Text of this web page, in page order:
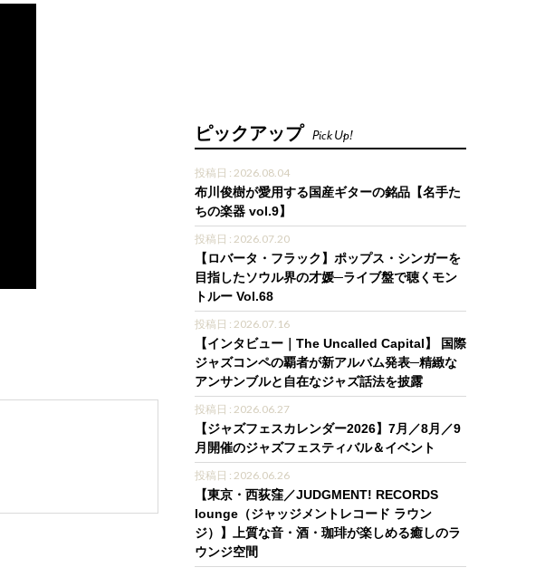
ピックアップ Pick Up!
投稿日 : 2026.08.04
布川俊樹が愛用する国産ギターの銘品【名手た
ちの楽器 vol.9】
投稿日 : 2026.07.20
【ロバータ・フラック】ポップス・シンガーを
目指したソウル界の才媛─ライブ盤で聴くモン
トルー Vol.68
投稿日 : 2026.07.16
【インタビュー｜The Uncalled Capital】 国際
ジャズコンペの覇者が新アルバム発表─精緻な
アンサンブルと自在なジャズ話法を披露
投稿日 : 2026.06.27
【ジャズフェスカレンダー2026】7月／8月／9
月開催のジャズフェスティバル＆イベント
投稿日 : 2026.06.26
【東京・西荻窪／JUDGMENT! RECORDS
lounge（ジャッジメントレコード ラウン
ジ）】上質な音・酒・珈琲が楽しめる癒しのラ
ウンジ空間